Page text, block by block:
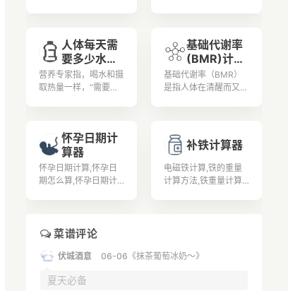
车。 《道路交通安全
法》第91条明确规
定，对饮酒后驾驶机动
车的，处200元以上、
全国交警统一标准：
① 小于0.2就不属于
饮酒。② 大于0.2小
于0.8的属于饮酒。③
大于0.8的就属于醉酒
人体每天需
要多少水计
算器
营养专家指，喝水和摄
取热量一样，“需要多
量流失)、水溶性维生
素(如B群及C)容易流失
等问题。
基础代谢率
(BMR)计算
器
基础代谢率（BMR）
是指人体在清醒而又极
时的能量代谢率。据有
经验的老中医了解到，
改善基础代谢率可通过
运动实现改善基础代谢
怀孕日期计
算器
怀孕日期计算,怀孕日
期怎么算,怀孕日期计
算法,怀孕日期怎么计
怎么确定怀孕日期,
补铁计算器
电磁铁计算,铁的重量
计算方法,铁重量计算,
菜谱评论
伏城酒意 06-06《抹茶葡萄冰奶～》
夏天必备